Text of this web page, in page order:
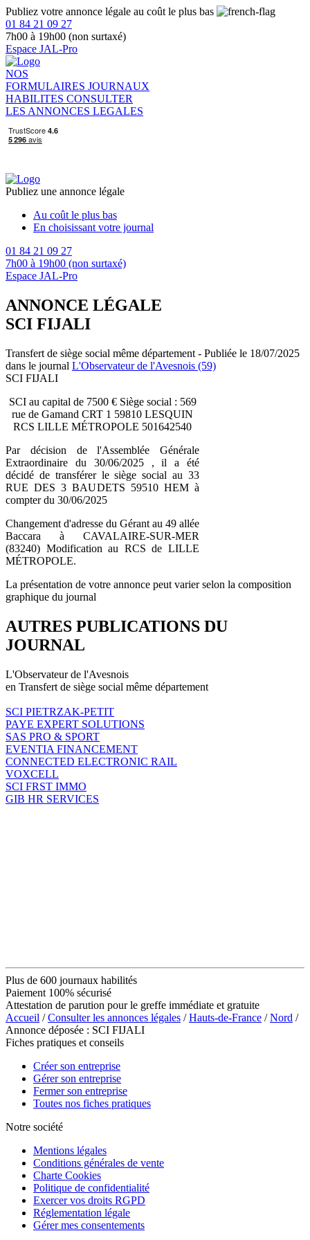
Publiez votre annonce légale au coût le plus bas
01 84 21 09 27
7h00 à 19h00 (non surtaxé)
Espace JAL-Pro
NOS
FORMULAIRES JOURNAUX
HABILITES CONSULTER
LES ANNONCES LEGALES
Publiez une annonce légale
Au coût le plus bas
En choisissant votre journal
01 84 21 09 27
7h00 à 19h00 (non surtaxé)
Espace JAL-Pro
ANNONCE LÉGALE
SCI FIJALI
Transfert de siège social même département - Publiée le 18/07/2025
dans le journal L'Observateur de l'Avesnois (59)
SCI FIJALI
SCI au capital de 7500 € Siège social : 569
rue de Gamand CRT 1 59810 LESQUIN
RCS LILLE MÉTROPOLE 501642540
Par décision de l'Assemblée Générale
Extraordinaire du 30/06/2025 , il a été
décidé de transférer le siège social au 33
RUE DES 3 BAUDETS 59510 HEM à
compter du 30/06/2025
Changement d'adresse du Gérant au 49 allée
Baccara à CAVALAIRE-SUR-MER
(83240) Modification au RCS de LILLE
MÉTROPOLE.
La présentation de votre annonce peut varier selon la composition
graphique du journal
AUTRES PUBLICATIONS DU
JOURNAL
L'Observateur de l'Avesnois
en Transfert de siège social même département
SCI PIETRZAK-PETIT
PAYE EXPERT SOLUTIONS
SAS PRO & SPORT
EVENTIA FINANCEMENT
CONNECTED ELECTRONIC RAIL
VOXCELL
SCI FRST IMMO
GIB HR SERVICES
Plus de 600 journaux habilités
Paiement 100% sécurisé
Attestation de parution pour le greffe immédiate et gratuite
Accueil /Consulter les annonces légales /Hauts-de-France /Nord /
Annonce déposée : SCI FIJALI
Fiches pratiques et conseils
Créer son entreprise
Gérer son entreprise
Fermer son entreprise
Toutes nos fiches pratiques
Notre société
Mentions légales
Conditions générales de vente
Charte Cookies
Politique de confidentialité
Exercer vos droits RGPD
Réglementation légale
Gérer mes consentements